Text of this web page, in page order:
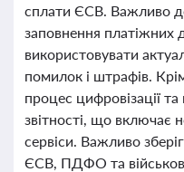
сплати ЄСВ. Важливо
заповнення платіжних
використовувати
помилок і штрафів.
процес цифровізації
звітності, що включає
сервіси. Важливо
ЄСВ, ПДФО та